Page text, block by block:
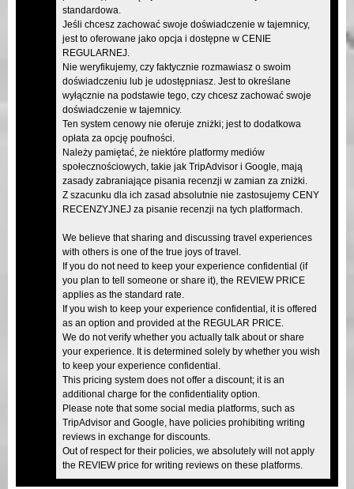
standardowa.
Jeśli chcesz zachować swoje doświadczenie w tajemnicy,
jest to oferowane jako opcja i dostępne w CENIE
REGULARNEJ.
Nie weryfikujemy, czy faktycznie rozmawiasz o swoim
doświadczeniu lub je udostępniasz. Jest to określane
wyłącznie na podstawie tego, czy chcesz zachować swoje
doświadczenie w tajemnicy.
Ten system cenowy nie oferuje zniżki; jest to dodatkowa
opłata za opcję poufności.
Należy pamiętać, że niektóre platformy mediów
społecznościowych, takie jak TripAdvisor i Google, mają
zasady zabraniające pisania recenzji w zamian za zniżki.
Z szacunku dla ich zasad absolutnie nie zastosujemy CENY
RECENZYJNEJ za pisanie recenzji na tych platformach.
We believe that sharing and discussing travel experiences
with others is one of the true joys of travel.
If you do not need to keep your experience confidential (if
you plan to tell someone or share it), the REVIEW PRICE
applies as the standard rate.
If you wish to keep your experience confidential, it is offered
as an option and provided at the REGULAR PRICE.
We do not verify whether you actually talk about or share
your experience. It is determined solely by whether you wish
to keep your experience confidential.
This pricing system does not offer a discount; it is an
additional charge for the confidentiality option.
Please note that some social media platforms, such as
TripAdvisor and Google, have policies prohibiting writing
reviews in exchange for discounts.
Out of respect for their policies, we absolutely will not apply
the REVIEW price for writing reviews on these platforms.